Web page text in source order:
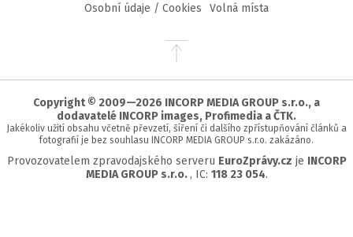
Osobní údaje / Cookies
Volná místa
Přejít
stránky
Copyright © 2009—2026 INCORP MEDIA GROUP s.r.o., a
dodavatelé INCORP images, Profimedia a ČTK.
Jakékoliv užití obsahu včetně převzetí, šíření či dalšího zpřístupňování článků a
fotografií je bez souhlasu INCORP MEDIA GROUP s.r.o. zakázáno.
Provozovatelem zpravodajského serveru EuroZprávy.cz je INCORP
MEDIA GROUP s.r.o. , IC: 118 23 054.